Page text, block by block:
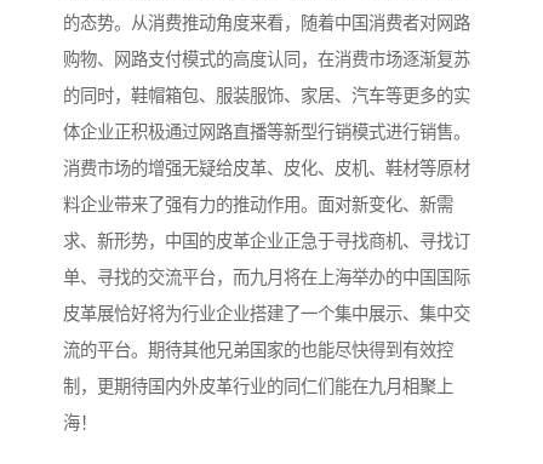
的态势。从消费推动角度来看，随着中国消费者对网路
购物、网路支付模式的高度认同，在消费市场逐渐复苏
的同时，鞋帽箱包、服装服饰、家居、汽车等更多的实
体企业正积极通过网路直播等新型行销模式进行销售。
消费市场的增强无疑给皮革、皮化、皮机、鞋材等原材
料企业带来了强有力的推动作用。面对新变化、新需
求、新形势，中国的皮革企业正急于寻找商机、寻找订
单、寻找的交流平台，而九月将在上海举办的中国国际
皮革展恰好将为行业企业搭建了一个集中展示、集中交
流的平台。期待其他兄弟国家的也能尽快得到有效控
制，更期待国内外皮革行业的同仁们能在九月相聚上
海！